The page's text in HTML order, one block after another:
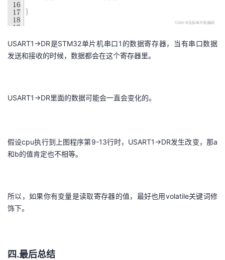
USART1->DR是STM32单片机串口1的数据寄存器，当有串口数据
发送和接收的时候，数据都会在这个寄存器里。
USART1->DR里面的数据可能会一直会变化的。
假设cpu执行到上图程序第9-13行时，USART1->DR发生改变，那a
和b的值肯定也不相等。
所以，如果你有变量是读取寄存器的值，最好也用volatile关键词修
饰下。
四.最后总结